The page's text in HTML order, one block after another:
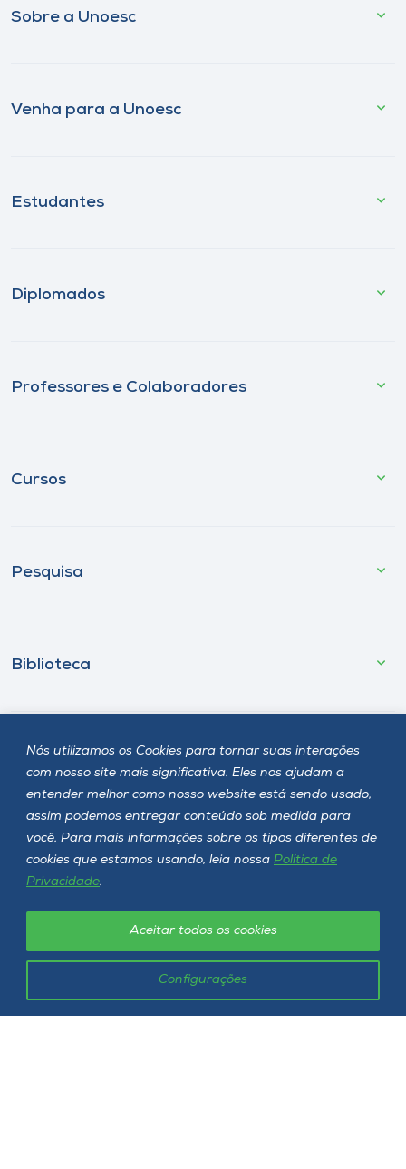
Nós utilizamos os Cookies para tornar suas interações
com nosso site mais significativa. Eles nos ajudam a
entender melhor como nosso website está sendo usado,
assim podemos entregar conteúdo sob medida para
você. Para mais informações sobre os tipos diferentes de
cookies que estamos usando, leia nossa Política de
Privacidade.
Configurações
Aceitar todos os cookies
Sobre a Unoesc
Venha para a Unoesc
Estudantes
Diplomados
Professores e Colaboradores
Cursos
Pesquisa
Biblioteca
Fale Conosco
Onde estamos
Selecione o campus
Rua Getúlio Vargas, 2125 - Bairro Flor da Serra
Joaçaba - SC - CEP 89600-000
Telefone (49) 3551-2000